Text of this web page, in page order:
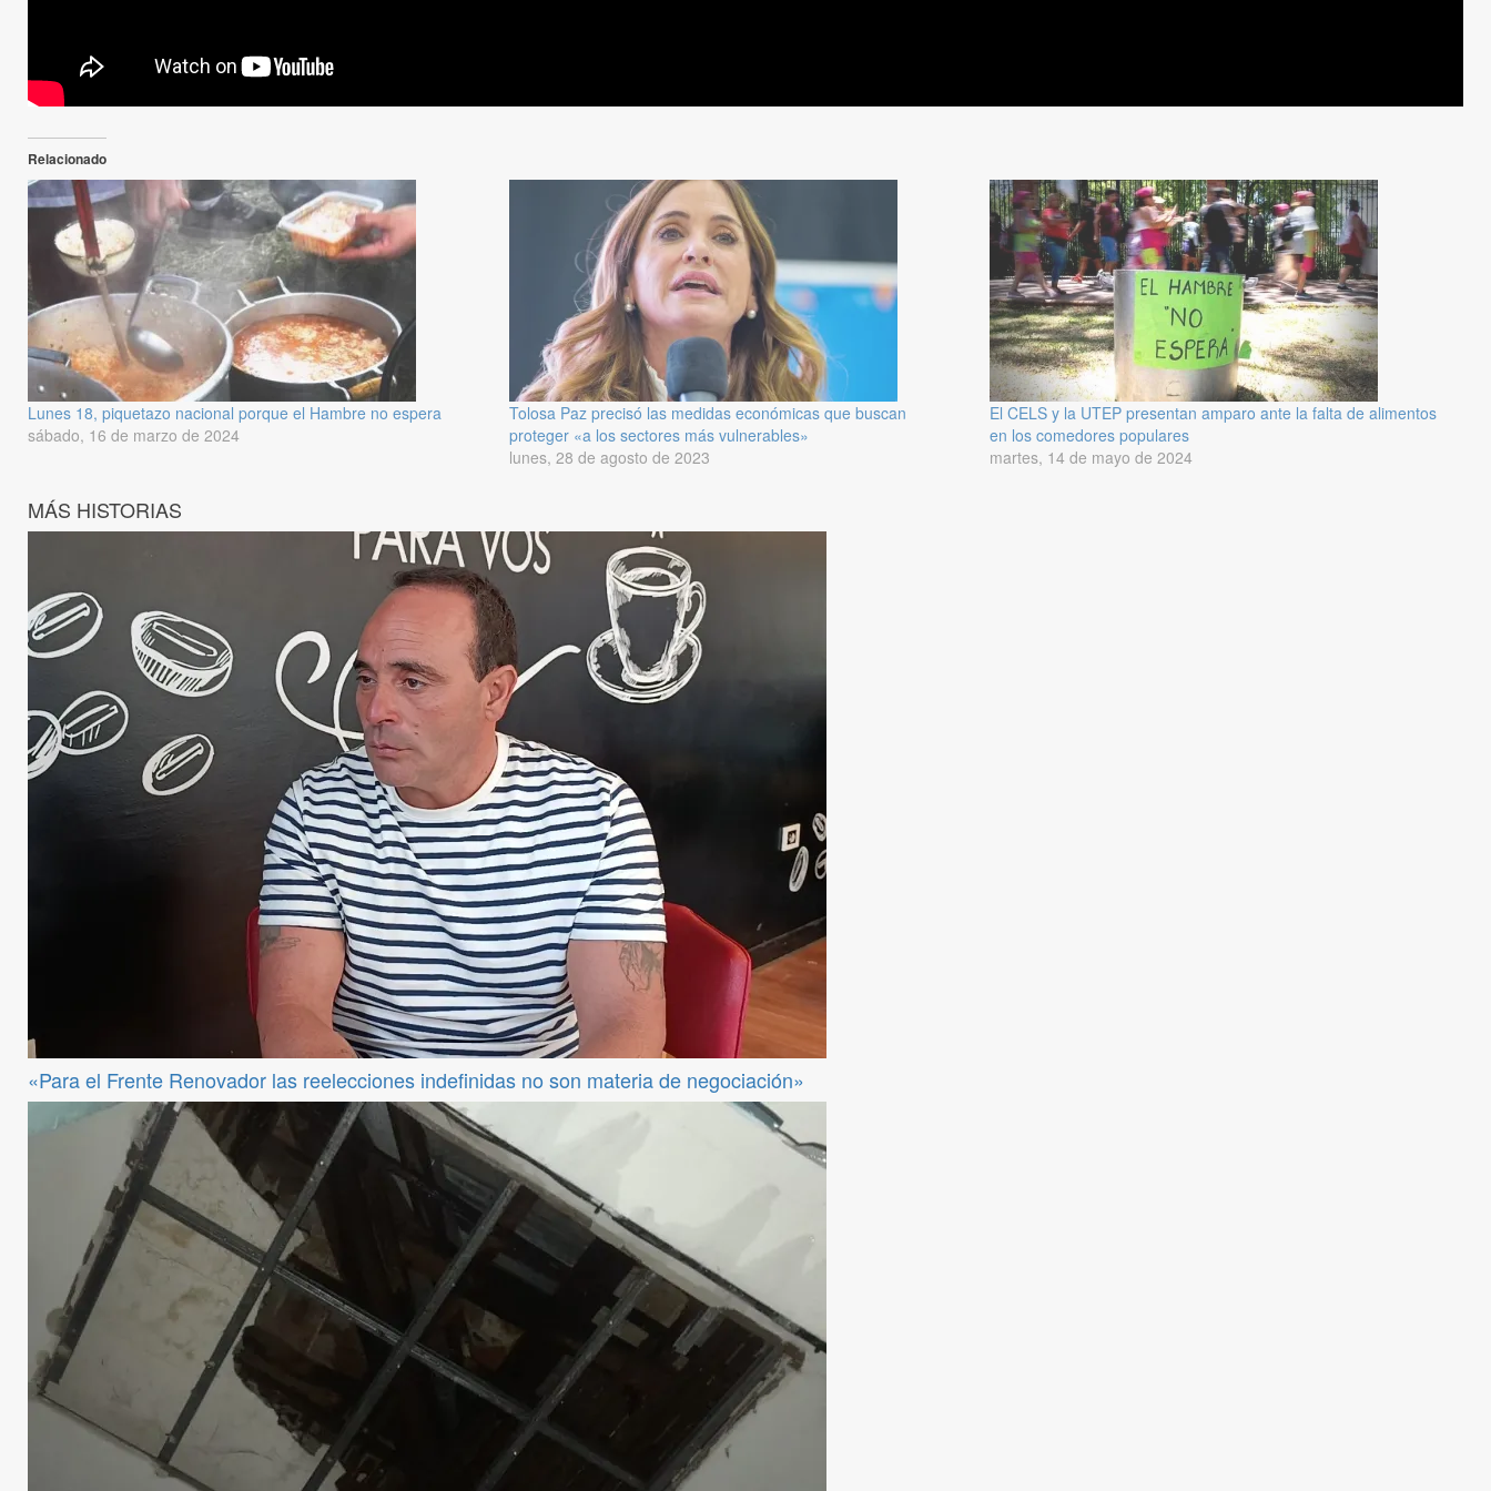
Relacionado
Lunes 18, piquetazo nacional porque el Hambre no espera
sábado, 16 de marzo de 2024
Tolosa Paz precisó las medidas económicas que buscan
proteger «a los sectores más vulnerables»
lunes, 28 de agosto de 2023
El CELS y la UTEP presentan amparo ante la falta de alimentos
en los comedores populares
martes, 14 de mayo de 2024
MÁS HISTORIAS
«Para el Frente Renovador las reelecciones indefinidas no son materia de negociación»